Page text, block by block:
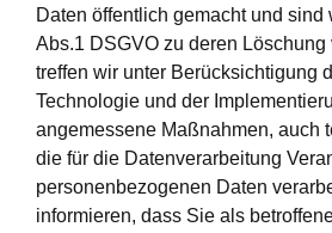
Daten öffentlich gemacht und sind
Abs.1 DSGVO zu deren Löschung
treffen wir unter Berücksichtigung
Technologie und der
angemessene Maßnahmen, auch
die für die Datenverarbeitung
personenbezogenen Daten
informieren, dass Sie als